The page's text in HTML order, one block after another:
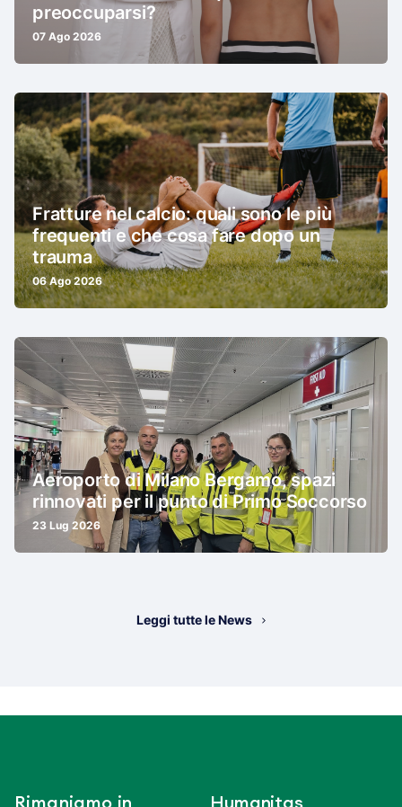
preoccuparsi?
07 Ago 2026
Fratture nel calcio: quali sono le più
frequenti e che cosa fare dopo un
trauma
06 Ago 2026
Aeroporto di Milano Bergamo, spazi
rinnovati per il punto di Primo Soccorso
23 Lug 2026
Leggi tutte le News
Rimaniamo in
Humanitas